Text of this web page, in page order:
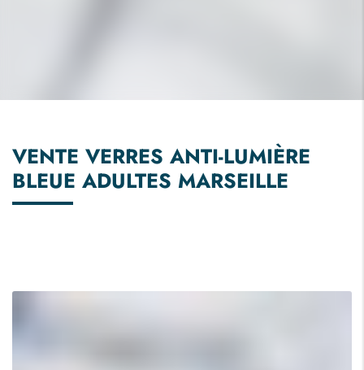
VENTE VERRES ANTI-LUMIÈRE
BLEUE ADULTES MARSEILLE